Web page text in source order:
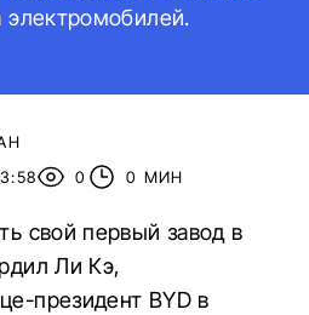
электромобилей.
0 0 МИН
свой первый завод в
Ли Кэ,
президент BYD в